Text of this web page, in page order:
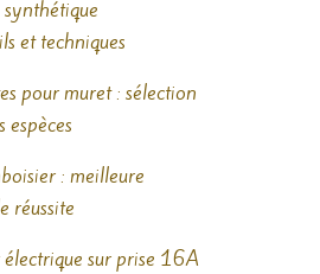
et techniques
pour muret : sélection
: meilleure
réussite
sur prise 16A